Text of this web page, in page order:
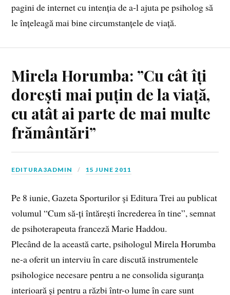
pagini de internet cu intenția de a‑l ajuta pe psiholog să
le înțeleagă mai bine circumstanțele de viață.
Mirela Horumba: ”Cu cât îți
dorești mai puțin de la viață,
cu atât ai parte de mai multe
frământări”
EDITURA3ADMIN 15 JUNE 2011
Pe 8 iunie, Gazeta Sporturilor şi Editura Trei au publicat
volumul “Cum să-ți întărești încrederea în tine”, semnat
de psihoterapeuta franceză Marie Haddou.
Plecând de la această carte, psihologul Mirela Horumba
ne-a oferit un interviu în care discută instrumentele
psihologice necesare pentru a ne consolida siguranța
interioară și pentru a răzbi într-o lume în care sunt